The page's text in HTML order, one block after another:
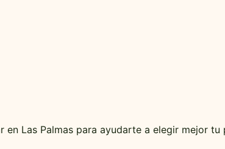
Las Palmas para ayudarte a elegir mejor